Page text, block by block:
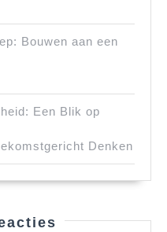
Bouwen aan een
Een Blik op
Denken